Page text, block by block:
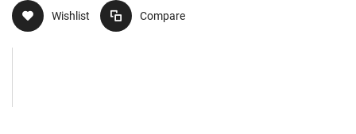
Wishlist Compare